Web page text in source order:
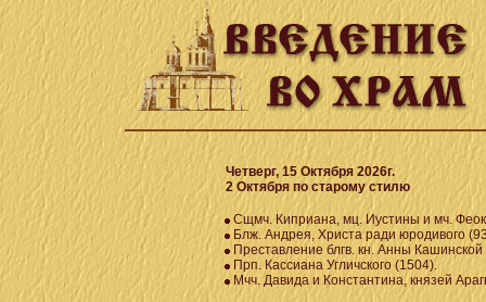
Четверг, 15 Октября 2026г.
2 Октября по старому стилю
Сщмч. Киприана, мц. Иустины и мч.
Блж. Андрея, Христа ради юродивого
Преставление блгв. кн. Анны
Прп. Кассиана Угличского (1504).
Мчч. Давида и Константина, князей